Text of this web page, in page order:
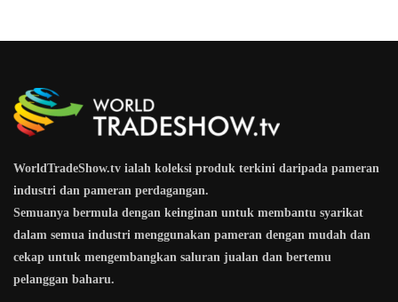
WorldTradeShow.tv ialah koleksi produk terkini daripada pameran
industri dan pameran perdagangan.
Semuanya bermula dengan keinginan untuk membantu syarikat
dalam semua industri menggunakan pameran dengan mudah dan
cekap untuk mengembangkan saluran jualan dan bertemu
pelanggan baharu.